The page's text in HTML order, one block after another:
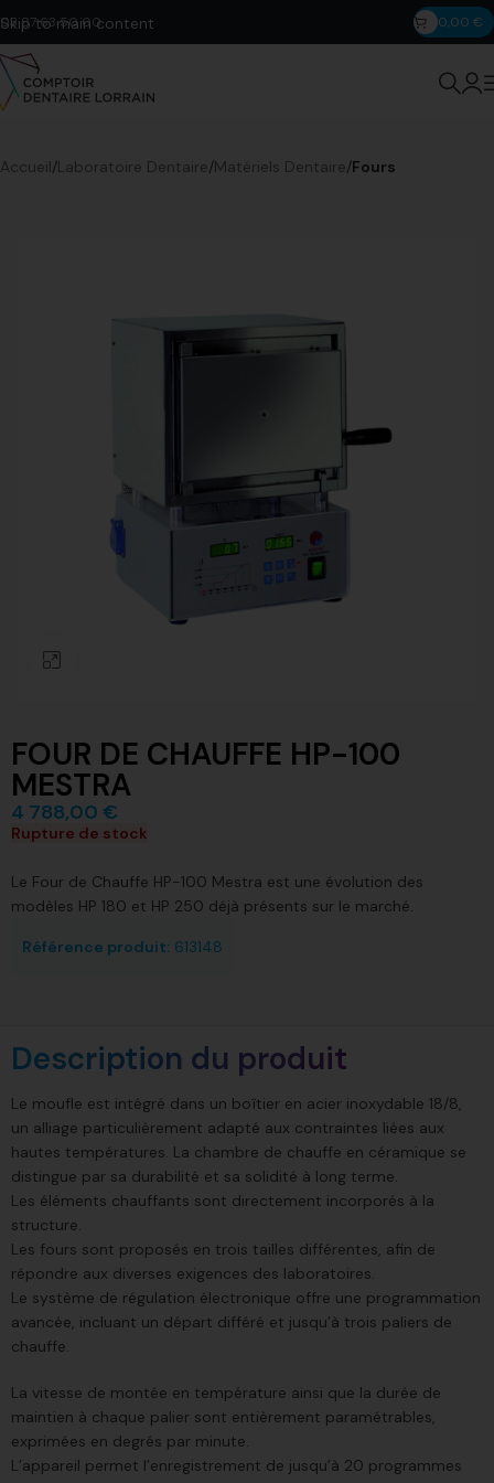
Skip to main content
03 87 63 50 00 0,00 €
Accueil Laboratoire Dentaire Matériels Dentaire Fours
FOUR DE CHAUFFE HP-100
MESTRA
4 788,00 €
Rupture de stock
Le Four de Chauffe HP-100 Mestra est une évolution des
modèles HP 180 et HP 250 déjà présents sur le marché.
Référence produit: 613148
Description du produit
Le moufle est intégré dans un boîtier en acier inoxydable 18/8,
un alliage particulièrement adapté aux contraintes liées aux
hautes températures. La chambre de chauffe en céramique se
distingue par sa durabilité et sa solidité à long terme.
Les éléments chauffants sont directement incorporés à la
structure.
Les fours sont proposés en trois tailles différentes, afin de
répondre aux diverses exigences des laboratoires.
Le système de régulation électronique offre une programmation
avancée, incluant un départ différé et jusqu’à trois paliers de
chauffe.
La vitesse de montée en température ainsi que la durée de
maintien à chaque palier sont entièrement paramétrables,
exprimées en degrés par minute.
L’appareil permet l’enregistrement de jusqu’à 20 programmes